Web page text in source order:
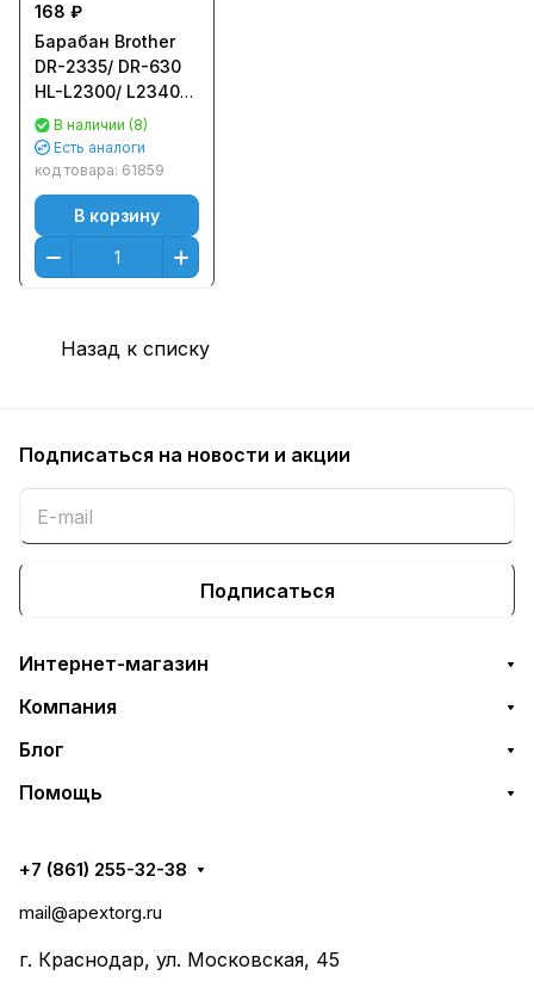
168 ₽
Барабан Brother
DR-2335/ DR-630
HL-L2300/ L2340
APВ наличии (8)
Есть аналоги
код товара: 61859
В корзину
Назад к списку
Подписаться на новости и акции
Подписаться
Интернет-магазин
Компания
Блог
Помощь
+7 (861) 255-32-38
mail@apextorg.ru
г. Краснодар, ул. Московская, 45